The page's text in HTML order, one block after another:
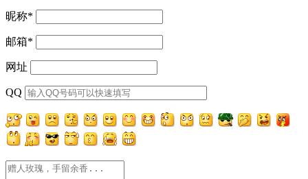
昵称*
邮箱*
网址
QQ